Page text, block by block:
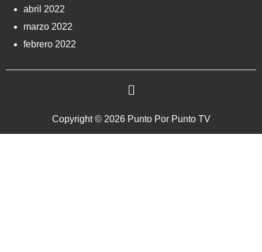
abril 2022
marzo 2022
febrero 2022
Copyright © 2026 Punto Por Punto TV